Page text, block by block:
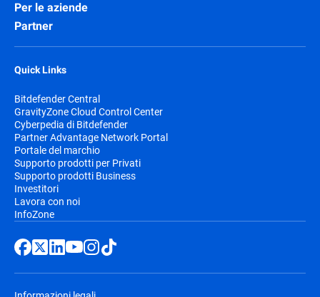
Per le aziende
Partner
Quick Links
Bitdefender Central
GravityZone Cloud Control Center
Cyberpedia di Bitdefender
Partner Advantage Network Portal
Portale del marchio
Supporto prodotti per Privati
Supporto prodotti Business
Investitori
Lavora con noi
InfoZone